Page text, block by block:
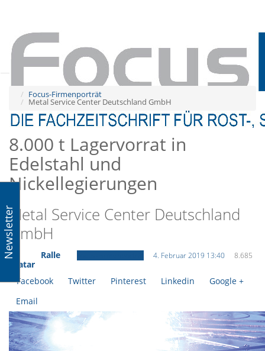
Focus-Firmenporträt
Metal Service Center Deutschland GmbH
8.000 t Lagervorrat in
Edelstahl und
Nickellegierungen
Metal Service Center Deutschland
GmbH
Ralle 4. Februar 2019 13:40 8.685
Facebook Twitter Pinterest Linkedin
Google +
Email
Newsletter